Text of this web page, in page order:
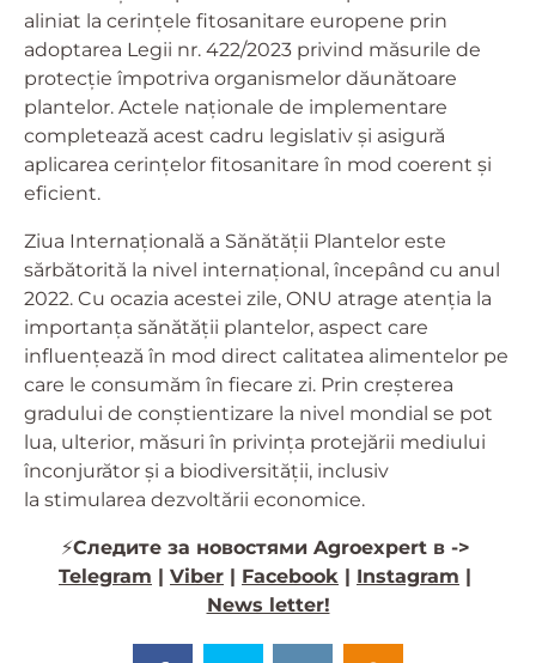
aliniat la cerințele fitosanitare europene prin
adoptarea Legii nr. 422/2023 privind măsurile de
protecție împotriva organismelor dăunătoare
plantelor. Actele naționale de implementare
completează acest cadru legislativ și asigură
aplicarea cerințelor fitosanitare în mod coerent și
eficient.
Ziua Internațională a Sănătății Plantelor este
sărbătorită la nivel internațional, începând cu anul
2022. Cu ocazia acestei zile, ONU atrage atenția la
importanța sănătății plantelor, aspect care
influențează în mod direct calitatea alimentelor pe
care le consumăm în fiecare zi. Prin creșterea
gradului de conștientizare la nivel mondial se pot
lua, ulterior, măsuri în privința protejării mediului
înconjurător și a biodiversității, inclusiv
la stimularea dezvoltării economice.
⚡️Следите за новостями Agroexpert в ->
Telegram
Viber Facebook Instagram
News letter!